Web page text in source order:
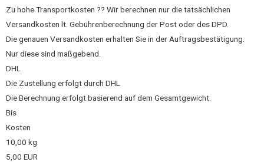
Zu hohe Transportkosten ?? Wir berechnen nur die tatsächlichen
Versandkosten lt. Gebührenberechnung der Post oder des DPD.
Die genauen Versandkosten erhalten Sie in der Auftragsbestätigung.
Nur diese sind maßgebend.
DHL
Die Zustellung erfolgt durch DHL
Die Berechnung erfolgt basierend auf dem Gesamtgewicht.
Bis
Kosten
10,00 kg
5,00 EUR